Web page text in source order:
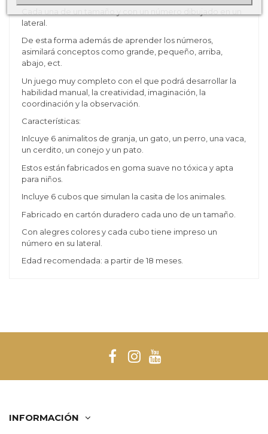
lateral.
De esta forma además de aprender los números,
asimilará conceptos como grande, pequeño, arriba,
abajo, ect.
Un juego muy completo con el que podrá desarrollar la
habilidad manual, la creatividad, imaginación, la
coordinación y la observación.
Características:
Inlcuye 6 animalitos de granja, un gato, un perro, una vaca,
un cerdito, un conejo y un pato.
Estos están fabricados en goma suave no tóxica y apta
para niños.
Incluye 6 cubos que simulan la casita de los animales.
Fabricado en cartón duradero cada uno de un tamaño.
Con alegres colores y cada cubo tiene impreso un
número en su lateral.
Edad recomendada: a partir de 18 meses.
INFORMACIÓN